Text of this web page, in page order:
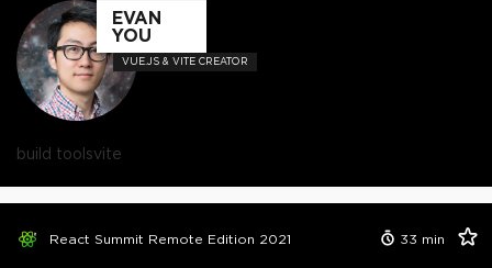
EVAN
YOU
VUE.JS & VITE CREATOR
build toolsvite
React Summit Remote Edition 2021 33 min